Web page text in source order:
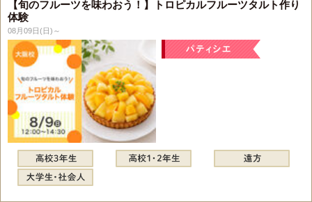
【旬のフルーツを味わおう！】トロピカルフルーツタルト作り
体験
08月09日(日)～